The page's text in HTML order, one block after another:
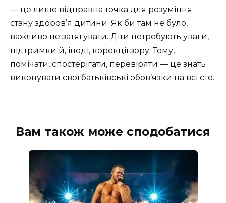
— це лише відправна точка для розуміння
стану здоров’я дитини. Як би там не було,
важливо не затягувати. Діти потребують уваги,
підтримки й, іноді, корекції зору. Тому,
помічати, спостерігати, перевіряти — це знать
виконувати свої батьківські обов’язки на всі сто.
Вам також може сподобатися